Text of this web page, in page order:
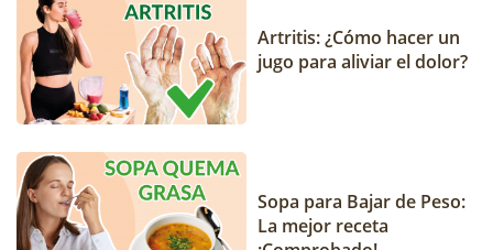
Artritis: ¿Cómo hacer un
jugo para aliviar el dolor?
Sopa para Bajar de Peso:
La mejor receta